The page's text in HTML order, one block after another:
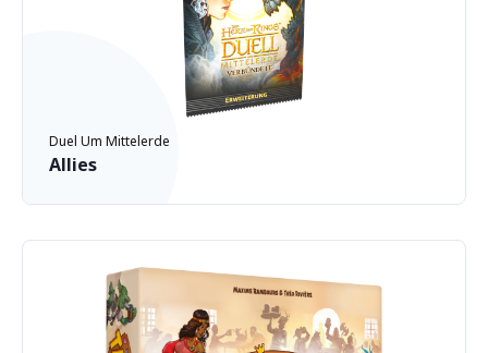
Duel Um Mittelerde
Allies